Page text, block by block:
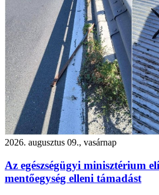
2026. augusztus 09., vasárnap
Az egészségügyi minisztérium
mentőegység elleni támadást